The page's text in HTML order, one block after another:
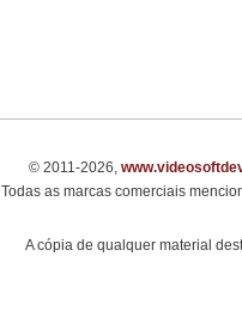
© 2011-2026,
Todas as marcas comerciais
A cópia de qualquer material